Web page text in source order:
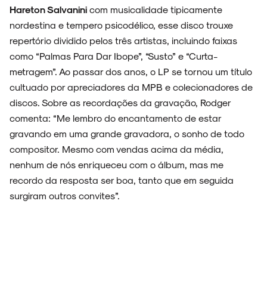
Hareton Salvanini com musicalidade tipicamente
nordestina e tempero psicodélico, esse disco trouxe
repertório dividido pelos três artistas, incluindo faixas
como “Palmas Para Dar Ibope”, “Susto” e “Curta-
metragem”. Ao passar dos anos, o LP se tornou um título
cultuado por apreciadores da MPB e colecionadores de
discos. Sobre as recordações da gravação, Rodger
comenta: “Me lembro do encantamento de estar
gravando em uma grande gravadora, o sonho de todo
compositor. Mesmo com vendas acima da média,
nenhum de nós enriqueceu com o álbum, mas me
recordo da resposta ser boa, tanto que em seguida
surgiram outros convites”.